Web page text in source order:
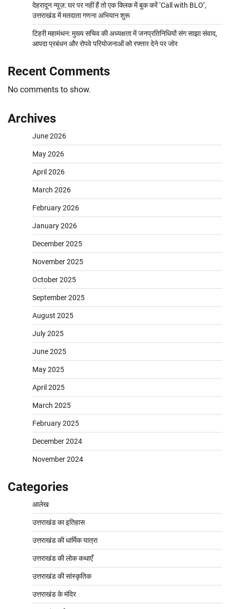
देहरादून न्यूज़: घर पर नहीं हैं तो एक क्लिक में बुक करें ‘Call with BLO’,
उत्तराखंड में मतदाता गणना अभियान शुरू
टिहरी महामंथन: मुख्य सचिव की अध्यक्षता में जनप्रतिनिधियों संग साझा संवाद,
आपदा प्रबंधन और रोपवे परियोजनाओं को रफ्तार देने पर जोर
Recent Comments
No comments to show.
Archives
June 2026
May 2026
April 2026
March 2026
February 2026
January 2026
December 2025
November 2025
October 2025
September 2025
August 2025
July 2025
June 2025
May 2025
April 2025
March 2025
February 2025
December 2024
November 2024
Categories
आलेख
उत्तराखंड का इतिहास
उत्तराखंड की धार्मिक यात्रा
उत्तराखंड की लोक कथाएँ
उत्तराखंड की सांस्कृतिक
उत्तराखंड के मंदिर